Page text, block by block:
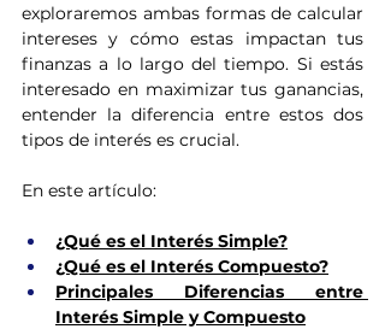
exploraremos ambas formas de calcular
intereses y cómo estas impactan tus
finanzas a lo largo del tiempo. Si estás
interesado en maximizar tus ganancias,
entender la diferencia entre estos dos
tipos de interés es crucial.
En este artículo:
¿Qué es el Interés Simple?
¿Qué es el Interés Compuesto?
Principales Diferencias entre
Interés Simple y Compuesto